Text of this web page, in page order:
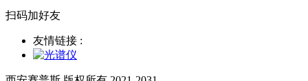
扫码加好友
友情链接 :